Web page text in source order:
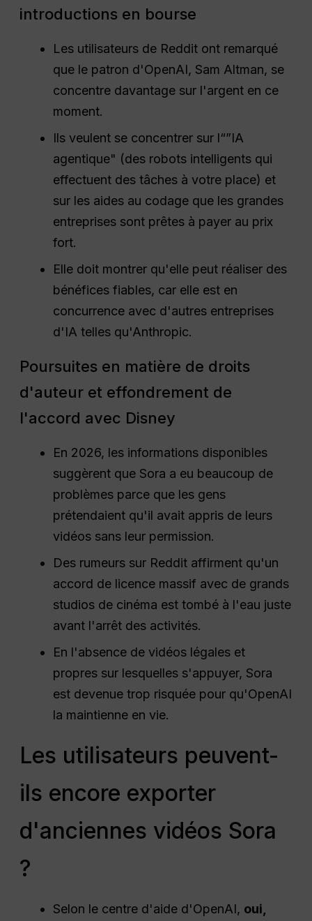
introductions en bourse
Les utilisateurs de Reddit ont remarqué
que le patron d'OpenAI, Sam Altman, se
concentre davantage sur l'argent en ce
moment.
Ils veulent se concentrer sur l“”IA
agentique" (des robots intelligents qui
effectuent des tâches à votre place) et
sur les aides au codage que les grandes
entreprises sont prêtes à payer au prix
fort.
Elle doit montrer qu'elle peut réaliser des
bénéfices fiables, car elle est en
concurrence avec d'autres entreprises
d'IA telles qu'Anthropic.
Poursuites en matière de droits
d'auteur et effondrement de
l'accord avec Disney
En 2026, les informations disponibles
suggèrent que Sora a eu beaucoup de
problèmes parce que les gens
prétendaient qu'il avait appris de leurs
vidéos sans leur permission.
Des rumeurs sur Reddit affirment qu'un
accord de licence massif avec de grands
studios de cinéma est tombé à l'eau juste
avant l'arrêt des activités.
En l'absence de vidéos légales et
propres sur lesquelles s'appuyer, Sora
est devenue trop risquée pour qu'OpenAI
la maintienne en vie.
Les utilisateurs peuvent-
ils encore exporter
d'anciennes vidéos Sora
?
Selon le centre d'aide d'OpenAI, oui,